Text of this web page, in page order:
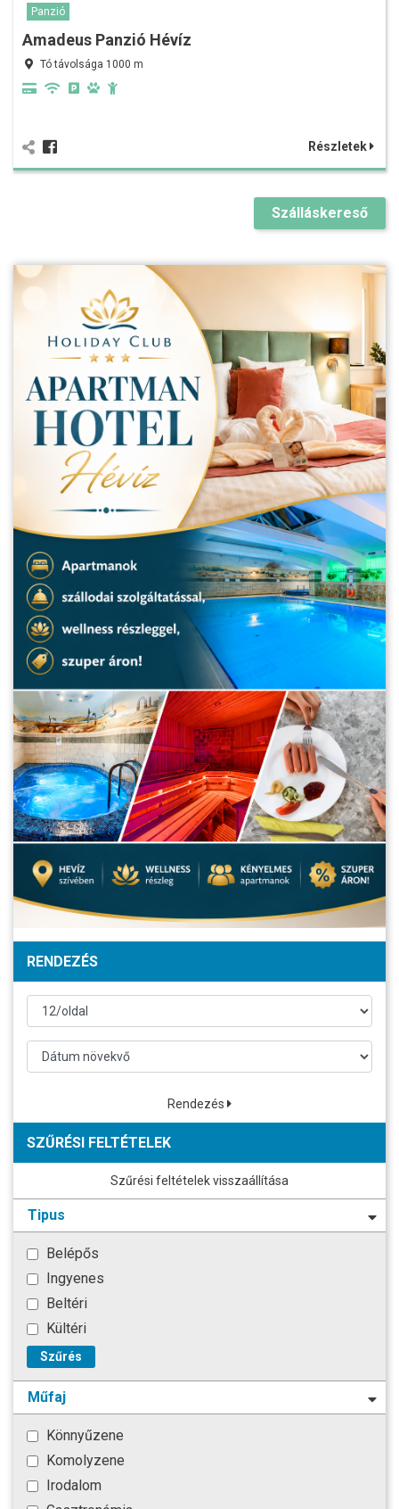
Panzió
Amadeus Panzió Hévíz
Tó távolsága 1000 m
Részletek
Szálláskereső
RENDEZÉS
Rendezés
SZŰRÉSI FELTÉTELEK
Szűrési feltételek visszaállítása
Tipus
Belépős
Ingyenes
Beltéri
Kültéri
Szűrés
Műfaj
Könnyűzene
Komolyzene
Irodalom